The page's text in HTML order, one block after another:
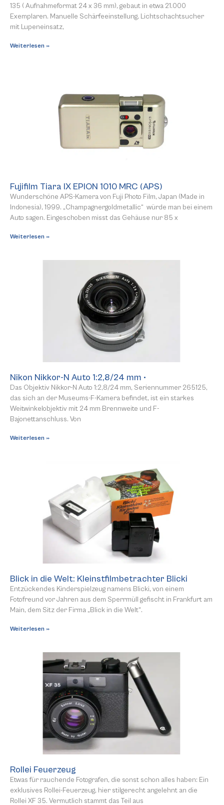
135 ( Aufnahmeformat 24 x 36 mm), gebaut in etwa 21.000
Exemplaren. Manuelle Schärfeeinstellung, Lichtschachtsucher
mit Lupeneinsatz,
Weiterlesen »
Fujifilm Tiara IX EPION 1010 MRC (APS)
Wunderschöne APS-Kamera von Fuji Photo Film, Japan (Made in
Indonesia), 1999. „Champagnergoldmetallic“ würde man bei einem
Auto sagen. Eingeschoben misst das Gehäuse nur 85 x
Weiterlesen »
Nikon Nikkor-N Auto 1:2,8/24 mm •
Das Objektiv Nikkor-N Auto 1:2,8/24 mm, Seriennummer 265125,
das sich an der Museums-F-Kamera befindet, ist ein starkes
Weitwinkelobjektiv mit 24 mm Brennweite und F-
Bajonettanschluss. Von
Weiterlesen »
Blick in die Welt: Kleinstfilmbetrachter Blicki
Entzückendes Kinderspielzeug namens Blicki, von einem
Fotofreund vor Jahren aus dem Sperrmüll gefischt in Frankfurt am
Main, dem Sitz der Firma „Blick in die Welt“.
Weiterlesen »
Rollei Feuerzeug
Etwas für rauchende Fotografen, die sonst schon alles haben: Ein
exklusives Rollei-Feuerzeug, hier stilgerecht angelehnt an die
Rollei XF 35. Vermutlich stammt das Teil aus